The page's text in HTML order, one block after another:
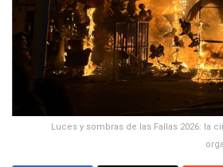
Luces y sombras de las Fallas 2026: la